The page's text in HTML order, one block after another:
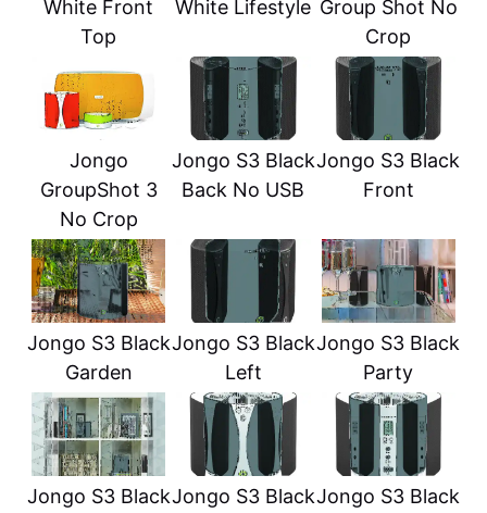
White Front
Top
White Lifestyle Group Shot No
Crop
Jongo
GroupShot 3
No Crop
Jongo S3 Black
Back No USB
Jongo S3 Black
Front
Jongo S3 Black
Garden
Jongo S3 Black
Left
Jongo S3 Black
Party
Jongo S3 BlackJongo S3 BlackJongo S3 Black